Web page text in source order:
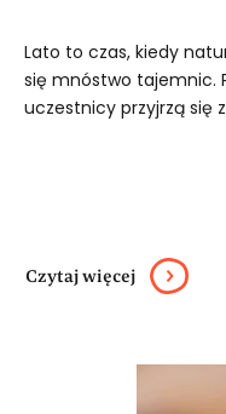
Lato to czas, kiedy
się mnóstwo tajemnic.
uczestnicy przyjrzą się z
Czytaj więcej